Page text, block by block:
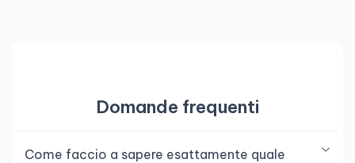
Domande frequenti
Come faccio a sapere esattamente quale